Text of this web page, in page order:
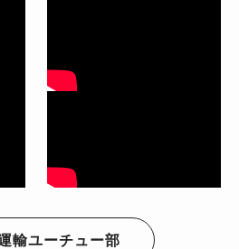
輸ユーチュー部